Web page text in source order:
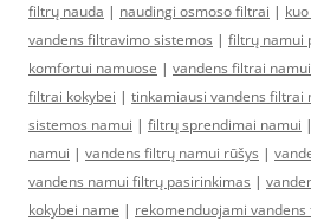
filtrų nauda | naudingi osmoso filtrai |
vandens filtravimo sistemos | filtrų namui
komfortui namuose | vandens filtrai namui
filtrai kokybei | tinkamiausi vandens filtrai
sistemos namui | filtrų sprendimai namui |
namui | vandens filtrų namui rūšys |
vandens namui filtrų pasirinkimas |
kokybei name | rekomenduojami